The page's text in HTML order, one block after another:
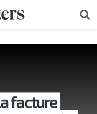
facture